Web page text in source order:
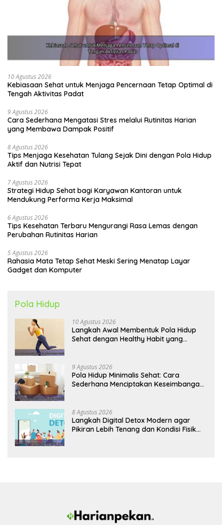
10 Agustus 2026
Kebiasaan Sehat untuk Menjaga Pencernaan Tetap Optimal di
Tengah Aktivitas Padat
9 Agustus 2026
Cara Sederhana Mengatasi Stres melalui Rutinitas Harian
yang Membawa Dampak Positif
8 Agustus 2026
Tips Menjaga Kesehatan Tulang Sejak Dini dengan Pola Hidup
Aktif dan Nutrisi Tepat
7 Agustus 2026
Strategi Hidup Sehat bagi Karyawan Kantoran untuk
Mendukung Performa Kerja Maksimal
6 Agustus 2026
Tips Kesehatan Terbaru Mengurangi Rasa Lemas dengan
Perubahan Rutinitas Harian
5 Agustus 2026
Rahasia Mata Tetap Sehat Meski Sering Menatap Layar
Gadget dan Komputer
Pola Hidup
10 Agustus 2026
Langkah Awal Membentuk Pola Hidup
Sehat dengan Healthy Habit yang
9 Agustus 2026
Pola Hidup Minimalis Sehat: Cara
Sederhana Menciptakan Keseimbangan
8 Agustus 2026
Langkah Digital Detox Modern agar
Pikiran Lebih Tenang dan Kondisi Fisik